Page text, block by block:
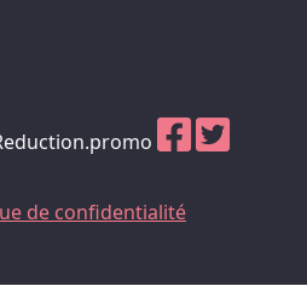
de confidentialité